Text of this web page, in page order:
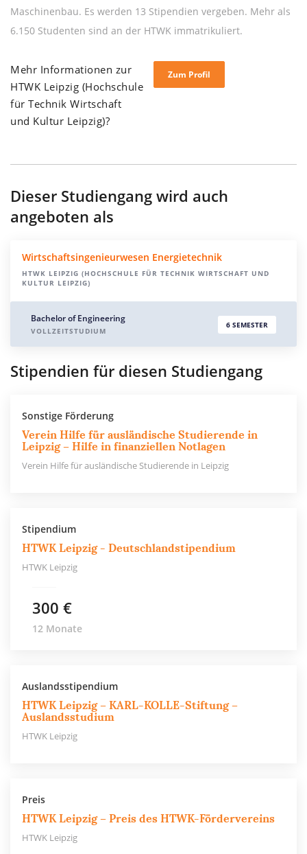
Maschinenbau. Es werden 13 Stipendien vergeben. Mehr als
6.150 Studenten sind an der HTWK immatrikuliert.
Mehr Informationen zur
HTWK Leipzig (Hochschule
für Technik Wirtschaft
und Kultur Leipzig)?
Zum Profil
Dieser Studiengang wird auch
angeboten als
Wirtschaftsingenieurwesen Energietechnik
HTWK LEIPZIG (HOCHSCHULE FÜR TECHNIK WIRTSCHAFT UND
KULTUR LEIPZIG)
Bachelor of Engineering
VOLLZEITSTUDIUM
6 SEMESTER
Stipendien für diesen Studiengang
Sonstige Förderung
Verein Hilfe für ausländische Studierende in
Leipzig – Hilfe in finanziellen Notlagen
Verein Hilfe für ausländische Studierende in Leipzig
Stipendium
HTWK Leipzig - Deutschlandstipendium
HTWK Leipzig
300 €
12 Monate
Auslandsstipendium
HTWK Leipzig – KARL-KOLLE-Stiftung –
Auslandsstudium
HTWK Leipzig
Preis
HTWK Leipzig – Preis des HTWK-Fördervereins
HTWK Leipzig